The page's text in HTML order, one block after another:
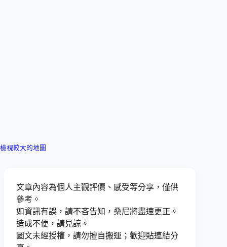
檢視較大的地圖
文章內容為個人主觀評價、感受等分享，僅供
參考。
如資訊有誤，請不吝告知，桑尼將盡速更正。
造成不便，請見諒。
圖文未經授權，請勿擅自搬運；歡迎貼連結分